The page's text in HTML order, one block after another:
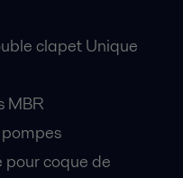
clapet Unique
MBR
pour coque de